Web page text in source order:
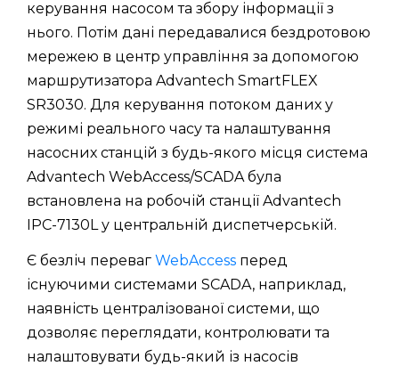
керування насосом та збору інформації з
нього. Потім дані передавалися бездротовою
мережею в центр управління за допомогою
маршрутизатора Advantech SmartFLEX
SR3030. Для керування потоком даних у
режимі реального часу та налаштування
насосних станцій з будь-якого місця система
Advantech WebAccess/SCADA була
встановлена ​​на робочій станції Advantech
IPC-7130L у центральній диспетчерській.
Є безліч переваг WebAccess перед
існуючими системами SCADA, наприклад,
наявність централізованої системи, що
дозволяє переглядати, контролювати та
налаштовувати будь-який із насосів